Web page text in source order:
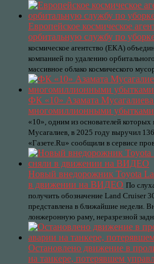
Европейское космическое
орбитальную службу по
космическое агентство (ЕКА)
компанией по удалению
массивное облако космического
ФК «10» Азамата Мусагалиева
многомиллионными убытками
«10», одним из основателей которых
Мусагалиев, в 2025 году выручил
«Газете.Ru» сообщили в сервисе
Новый внедорожник Toyota
в движении на ВИДЕО По
получить обозначение Land Cruiser
представлена в ближайшие недели.
лонжеронную раму, неразрезной
Остановлено движение в
на танкере, потерявшем